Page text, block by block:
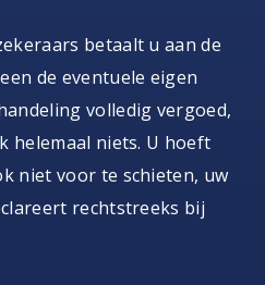
betaalt u aan de
de eventuele eigen
volledig vergoed,
helemaal niets. U hoeft
niet voor te schieten, uw
rechtstreeks bij